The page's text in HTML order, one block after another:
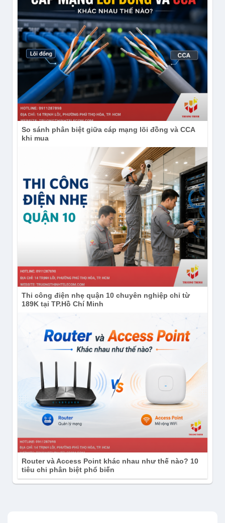
So sánh phân biệt giữa cáp mạng lõi đồng và CCA
khi mua
Thi công điện nhẹ quận 10 chuyên nghiệp chỉ từ
189K tại TP.Hồ Chí Minh
Router và Access Point khác nhau như thế nào? 10
tiêu chi phân biệt phổ biến